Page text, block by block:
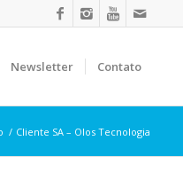
Newsletter Contato
/ Cliente SA – Olos Tecnologia